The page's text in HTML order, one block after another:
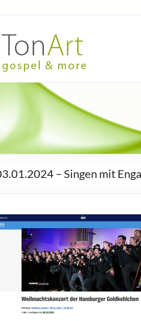
TonArt
gospel
Mein Chor
Hannover-
Linden
– Singen mit